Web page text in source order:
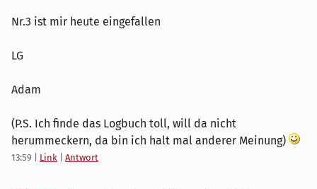
Nr.3 ist mir heute eingefallen
LG
Adam
(P.S. Ich finde das Logbuch toll, will da nicht
herummeckern, da bin ich halt mal anderer Meinung)
13:59 Link Antwort